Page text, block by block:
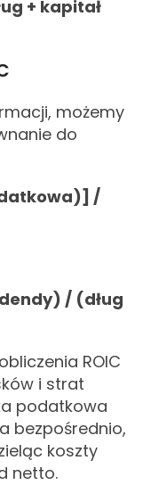
+ kapitał
możemy
do
/
/ (dług
ROIC
i strat
podatkowa
bezpośrednio,
koszty
netto.